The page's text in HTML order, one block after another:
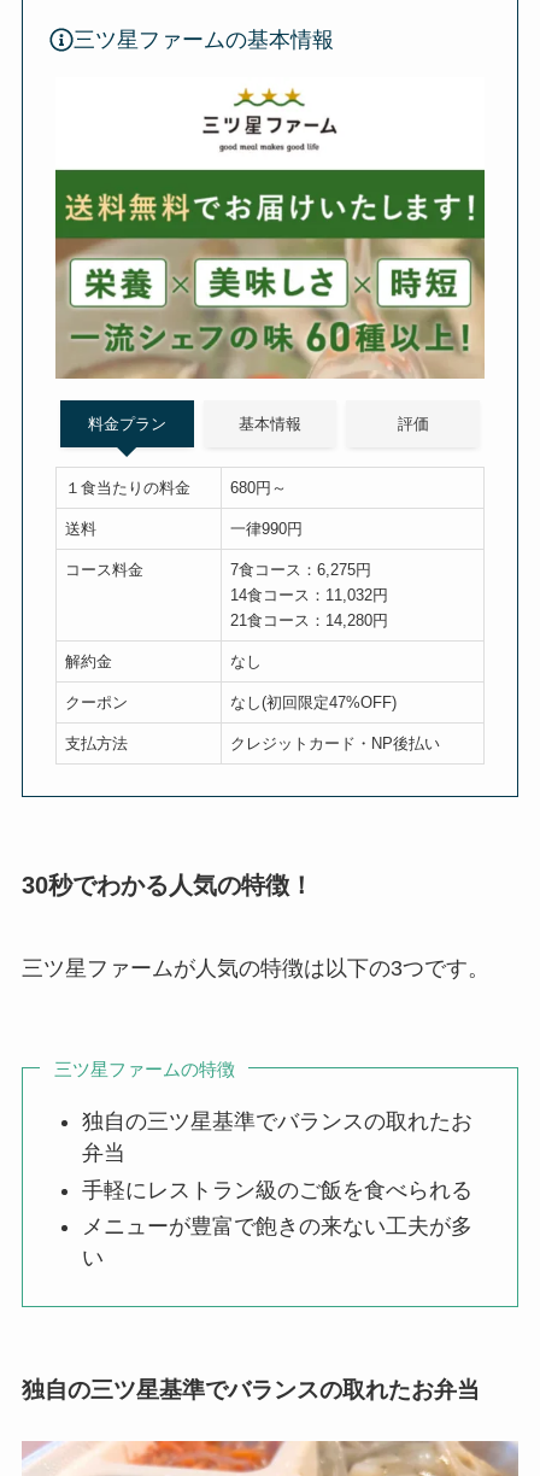
三ツ星ファームの基本情報
料金プラン 基本情報 評価
１食当たりの料金 680円～
送料 一律990円
コース料金
7食コース：6,275円
14食コース：11,032円
21食コース：14,280円
解約金 なし
クーポン なし(初回限定47%OFF)
支払方法 クレジットカード・NP後払い
30秒でわかる人気の特徴！
三ツ星ファームが人気の特徴は以下の3つです。
三ツ星ファームの特徴
独自の三ツ星基準でバランスの取れたお
弁当
手軽にレストラン級のご飯を食べられる
メニューが豊富で飽きの来ない工夫が多
い
独自の三ツ星基準でバランスの取れたお弁当